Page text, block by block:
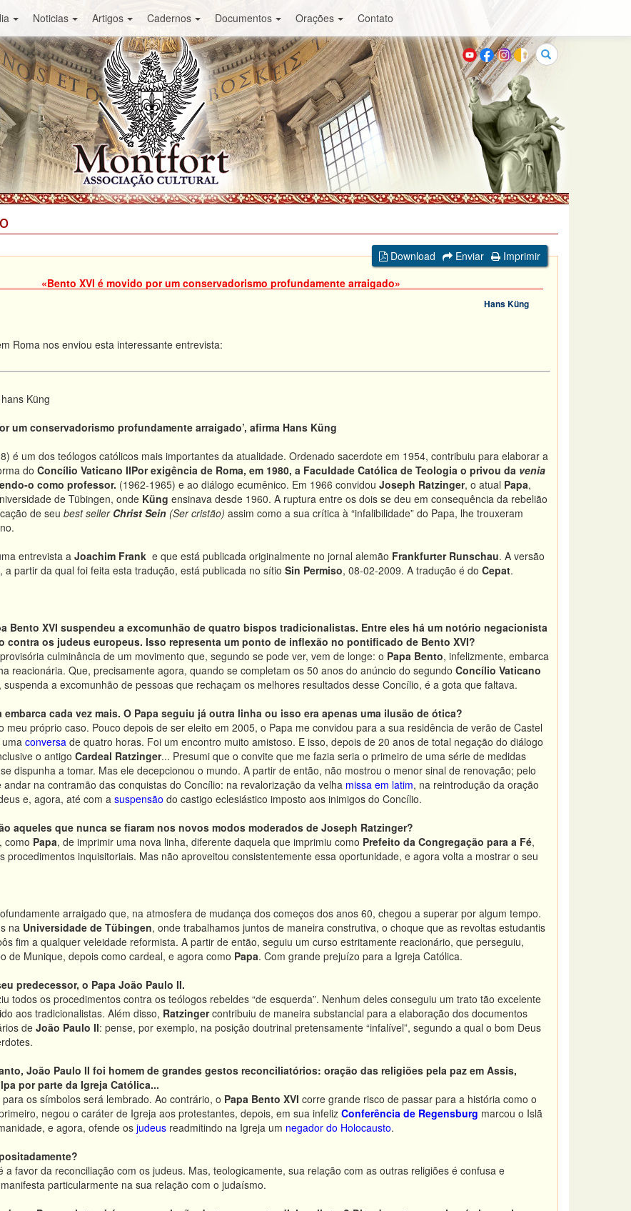
Noticias Artigos Cadernos Documentos Orações Contato
Buscar
Download Enviar
Imprimir
«Bento XVI é movido por um conservadorismo profundamente arraigado»
Hans Küng
Roma nos enviou esta interessante entrevista:
Küng
um conservadorismo profundamente arraigado’, afirma Hans Küng
é um dos teólogos católicos mais importantes da atualidade. Ordenado sacerdote em 1954, contribuiu para elaborar a
do Concílio Vaticano IIPor exigência de Roma, em 1980, a Faculdade Católica de Teologia o privou da venia
o como professor. (1962-1965) e ao diálogo ecumênico. Em 1966 convidou Joseph Ratzinger, o atual Papa,
de Tübingen, onde Küng ensinava desde 1960. A ruptura entre os dois se deu em consequência da rebelião
de seu best seller Christ Sein (Ser cristão) assim como a sua crítica à “infalibilidade” do Papa, lhe trouxeram
entrevista a Joachim Frank e que está publicada originalmente no jornal alemão Frankfurter Runschau. A versão
a partir da qual foi feita esta tradução, está publicada no sítio Sin Permiso, 08-02-2009. A tradução é do Cepat.
Bento XVI suspendeu a excomunhão de quatro bispos tradicionalistas. Entre eles há um notório negacionista
contra os judeus europeus. Isso representa um ponto de inflexão no pontificado de Bento XVI?
culminância de um movimento que, segundo se pode ver, vem de longe: o Papa Bento, infelizmente, embarca
reacionária. Que, precisamente agora, quando se completam os 50 anos do anúncio do segundo Concílio Vaticano
, suspenda a excomunhão de pessoas que rechaçam os melhores resultados desse Concílio, é a gota que faltava.
embarca cada vez mais. O Papa seguiu já outra linha ou isso era apenas uma ilusão de ótica?
meu próprio caso. Pouco depois de ser eleito em 2005, o Papa me convidou para a sua residência de verão de Castel
conversa de quatro horas. Foi um encontro muito amistoso. E isso, depois de 20 anos de total negação do diálogo
o antigo Cardeal Ratzinger... Presumi que o convite que me fazia seria o primeiro de uma série de medidas
dispunha a tomar. Mas ele decepcionou o mundo. A partir de então, não mostrou o menor sinal de renovação; pelo
na contramão das conquistas do Concílio: na revalorização da velha missa em latim, na reintrodução da oração
e, agora, até com a suspensão do castigo eclesiástico imposto aos inimigos do Concílio.
aqueles que nunca se fiaram nos novos modos moderados de Joseph Ratzinger?
como Papa, de imprimir uma nova linha, diferente daquela que imprimiu como Prefeito da Congregação para a Fé,
procedimentos inquisitoriais. Mas não aproveitou consistentemente essa oportunidade, e agora volta a mostrar o seu
arraigado que, na atmosfera de mudança dos começos dos anos 60, chegou a superar por algum tempo.
na Universidade de Tübingen, onde trabalhamos juntos de maneira construtiva, o choque que as revoltas estudantis
fim a qualquer veleidade reformista. A partir de então, seguiu um curso estritamente reacionário, que perseguiu,
de Munique, depois como cardeal, e agora como Papa. Com grande prejuízo para a Igreja Católica.
predecessor, o Papa João Paulo II.
todos os procedimentos contra os teólogos rebeldes “de esquerda”. Nenhum deles conseguiu um trato tão excelente
aos tradicionalistas. Além disso, Ratzingercontribuiu de maneira substancial para a elaboração dos documentos
deJoão Paulo II: pense, por exemplo, na posição doutrinal pretensamente “infalível”, segundo a qual o bom Deus
João Paulo II foi homem de grandes gestos reconciliatórios: oração das religiões pela paz em Assis,
por parte da Igreja Católica...
os símbolos será lembrado. Ao contrário, o Papa Bento XVI corre grande risco de passar para a história como o
negou o caráter de Igreja aos protestantes, depois, em sua infeliz Conferência de Regensburg marcou o Islã
e agora, ofende os judeus readmitindo na Igreja um negador do Holocausto.
a favor da reconciliação com os judeus. Mas, teologicamente, sua relação com as outras religiões é confusa e
particularmente na sua relação com o judaísmo.